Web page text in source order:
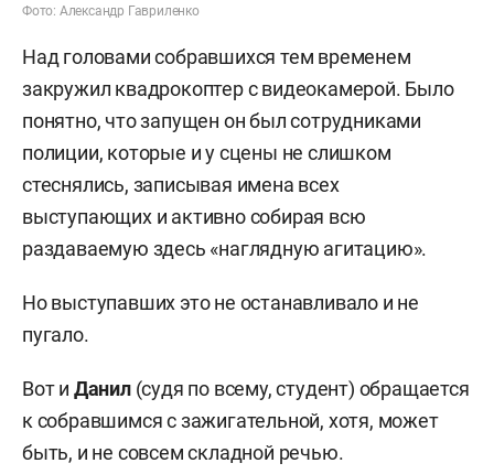
Фото: Александр Гавриленко
Над головами собравшихся тем временем
закружил квадрокоптер с видеокамерой. Было
понятно, что запущен он был сотрудниками
полиции, которые и у сцены не слишком
стеснялись, записывая имена всех
выступающих и активно собирая всю
раздаваемую здесь «наглядную агитацию».
Но выступавших это не останавливало и не
пугало.
Вот и Данил (судя по всему, студент) обращается
к собравшимся с зажигательной, хотя, может
быть, и не совсем складной речью.